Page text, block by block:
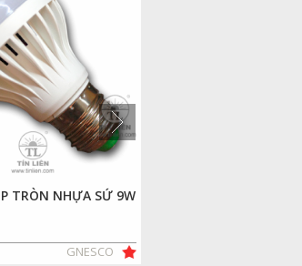
TRÒN NHỰA SỨ 9W
GNESCO